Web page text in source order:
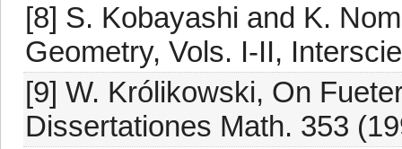
[8] S. Kobayashi and K.
Geometry, Vols. I-II,
[9] W. Królikowski, On
Dissertationes Math. 353